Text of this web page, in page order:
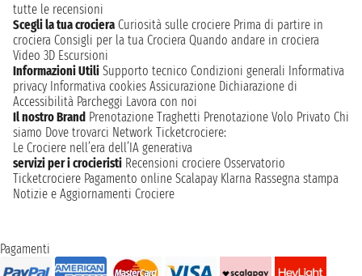
tutte le recensioni
Scegli la tua crociera Curiosità sulle crociere Prima di partire in
crociera Consigli per la tua Crociera Quando andare in crociera
Video 3D Escursioni
Informazioni Utili Supporto tecnico Condizioni generali Informativa
privacy Informativa cookies Assicurazione Dichiarazione di
Accessibilità Parcheggi Lavora con noi
Il nostro Brand Prenotazione Traghetti Prenotazione Volo Privato Chi
siamo Dove trovarci Network Ticketcrociere:
Le Crociere nell’era dell’IA generativa
servizi per i crocieristi Recensioni crociere Osservatorio
Ticketcrociere Pagamento online Scalapay Klarna Rassegna stampa
Notizie e Aggiornamenti Crociere
Pagamenti